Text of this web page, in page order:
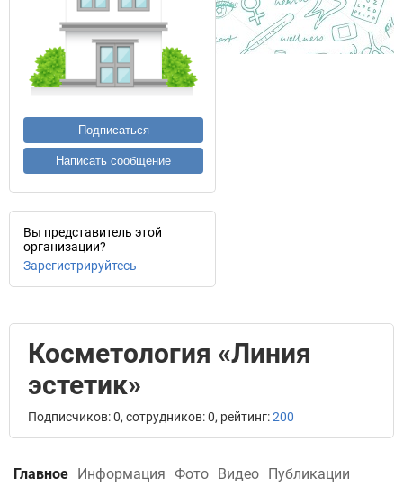
Подписаться
Написать сообщение
Вы представитель этой
организации?
Зарегистрируйтесь
Косметология «Линия
эстетик»
Подписчиков: 0, сотрудников: 0, рейтинг:200
Главное Информация Фото Видео Публикации